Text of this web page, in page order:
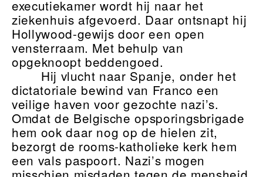
executiekamer wordt hij naar het
ziekenhuis afgevoerd. Daar ontsnapt hij
Hollywood-gewijs door een open
vensterraam. Met behulp van
opgeknoopt beddengoed.
Hij vlucht naar Spanje, onder het
dictatoriale bewind van Franco een
veilige haven voor gezochte nazi’s.
Omdat de Belgische opsporingsbrigade
hem ook daar nog op de hielen zit,
bezorgt de rooms-katholieke kerk hem
een vals paspoort. Nazi’s mogen